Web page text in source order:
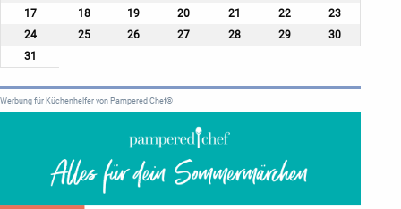
17
18 19 20 21 22
23
24
25 26 27 28 29
30
31
Werbung für Küchenhelfer von Pampered Chef®